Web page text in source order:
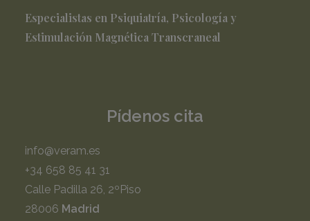
Especialistas en Psiquiatría, Psicología y
Estimulación Magnética Transcraneal
Pídenos cita
info@veram.es
+34 658 85 41 31
Calle Padilla 26, 2ºPiso
28006 Madrid